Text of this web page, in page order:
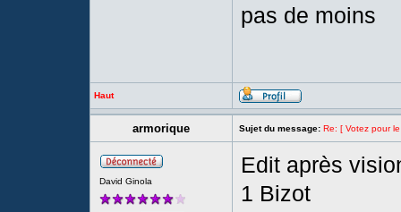
pas de moins
Haut
armorique Sujet du message: Re: [ Votez pour
David Ginola
Edit après
1 Bizot